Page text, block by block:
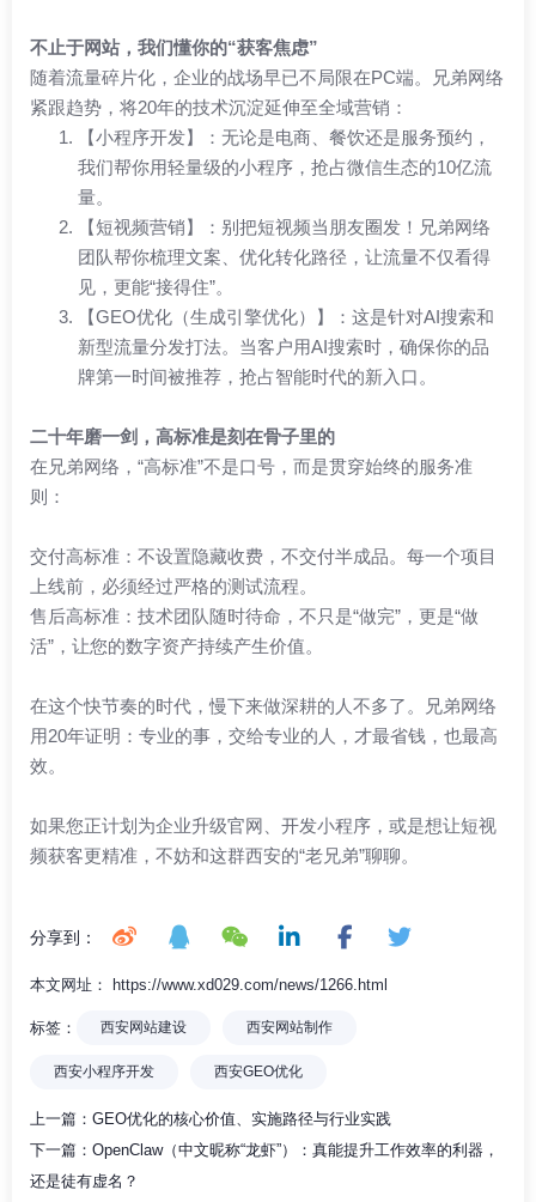
不止于网站，我们懂你的“获客焦虑”
随着流量碎片化，企业的战场早已不局限在PC端。兄弟网络
紧跟趋势，将20年的技术沉淀延伸至全域营销：
【小程序开发】：无论是电商、餐饮还是服务预约，
我们帮你用轻量级的小程序，抢占微信生态的10亿流
量。
【短视频营销】：别把短视频当朋友圈发！兄弟网络
团队帮你梳理文案、优化转化路径，让流量不仅看得
见，更能“接得住”。
【GEO优化（生成引擎优化）】：这是针对AI搜索和
新型流量分发打法。当客户用AI搜索时，确保你的品
牌第一时间被推荐，抢占智能时代的新入口。
二十年磨一剑，高标准是刻在骨子里的
在兄弟网络，“高标准”不是口号，而是贯穿始终的服务准
则：
交付高标准：不设置隐藏收费，不交付半成品。每一个项目
上线前，必须经过严格的测试流程。
售后高标准：技术团队随时待命，不只是“做完”，更是“做
活”，让您的数字资产持续产生价值。
在这个快节奏的时代，慢下来做深耕的人不多了。兄弟网络
用20年证明：专业的事，交给专业的人，才最省钱，也最高
效。
如果您正计划为企业升级官网、开发小程序，或是想让短视
频获客更精准，不妨和这群西安的“老兄弟”聊聊。
分享到：
本文网址： https://www.xd029.com/news/1266.html
标签： 西安网站建设 西安网站制作
西安小程序开发 西安GEO优化
上一篇： GEO优化的核心价值、实施路径与行业实践
下一篇： OpenClaw（中文昵称“龙虾”）：真能提升工作效率的利器，
还是徒有虚名？